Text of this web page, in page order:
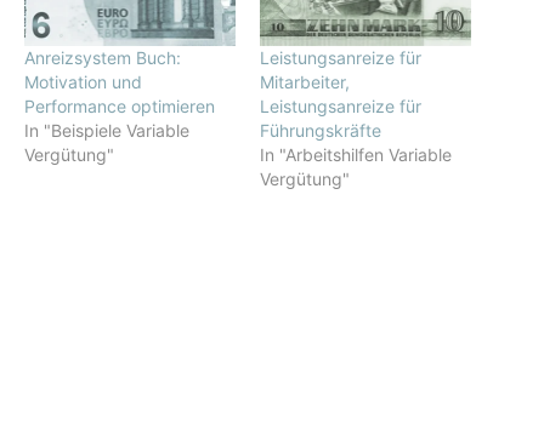
Anreizsystem Buch:
Motivation und
Performance optimieren
In "Beispiele Variable
Vergütung"
Leistungsanreize für
Mitarbeiter,
Leistungsanreize für
Führungskräfte
In "Arbeitshilfen Variable
Vergütung"